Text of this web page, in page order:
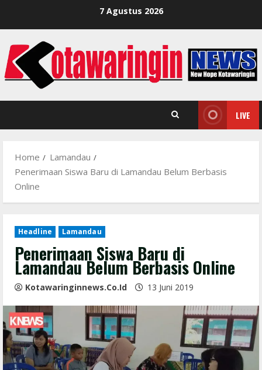
7 Agustus 2026
LIVE
Home
Lamandau
Penerimaan Siswa Baru di Lamandau Belum Berbasis
Online
Headline Lamandau
Penerimaan Siswa Baru di
Lamandau Belum Berbasis Online
Kotawaringinnews.co.id 13 Juni 2019